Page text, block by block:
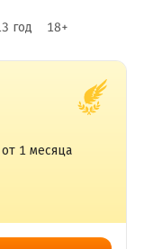
год 18+
1 месяца